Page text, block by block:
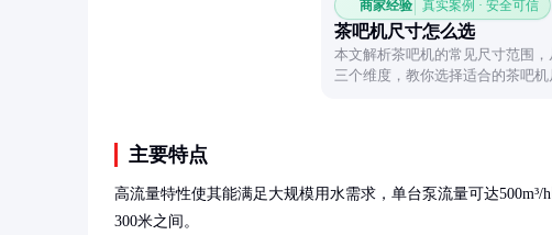
商家经验 真实案例 · 安全可信
茶吧机尺寸怎么选
本文解析茶吧机的常见尺寸范围
三个维度，教你选择适合的茶吧机
主要特点
高流量特性使其能满足大规模用水需求，单台泵流量可达
300米之间。